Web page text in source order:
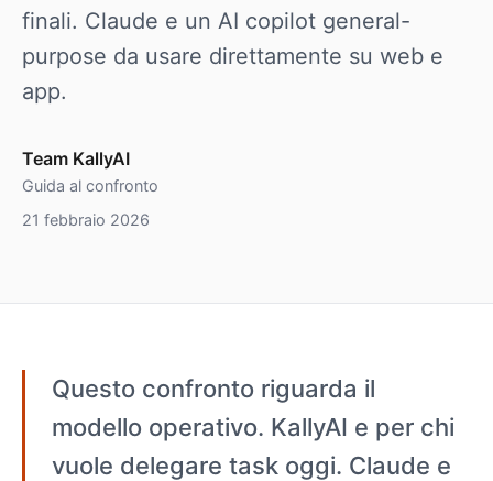
finali. Claude e un AI copilot general-
purpose da usare direttamente su web e
app.
Team KallyAI
Guida al confronto
21 febbraio 2026
Questo confronto riguarda il
modello operativo. KallyAI e per chi
vuole delegare task oggi. Claude e